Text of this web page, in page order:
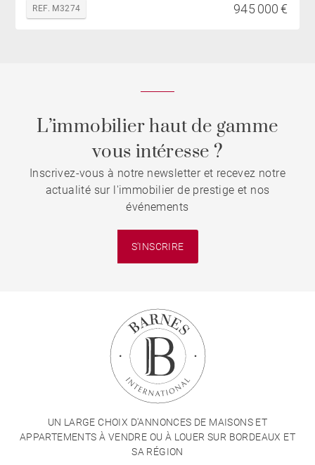
REF. M3274 945 000 €
L’immobilier haut de gamme
vous intéresse ?
Inscrivez-vous à notre newsletter et recevez notre
actualité sur l'immobilier de prestige et nos
événements
S'INSCRIRE
UN LARGE CHOIX D'ANNONCES DE MAISONS ET
APPARTEMENTS À VENDRE OU À LOUER SUR BORDEAUX ET
SA RÉGION